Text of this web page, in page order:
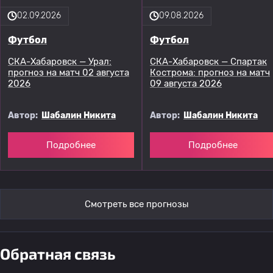
02.09.2026
Футбол
СКА-Хабаровск — Урал:
прогноз на матч 02 августа
2026
Автор: Шабалин Никита
Подробнее
09.08.2026
Футбол
СКА-Хабаровск — Спартак
Кострома: прогноз на матч
09 августа 2026
Автор: Шабалин Никита
Подробнее
Смотреть все прогнозы
Обратная связь